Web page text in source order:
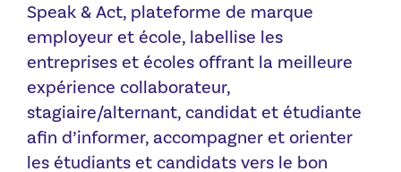
Speak & Act, plateforme de marque
employeur et école, labellise les
entreprises et écoles offrant la meilleure
expérience collaborateur,
stagiaire/alternant, candidat et étudiante
afin d’informer, accompagner et orienter
les étudiants et candidats vers le bon